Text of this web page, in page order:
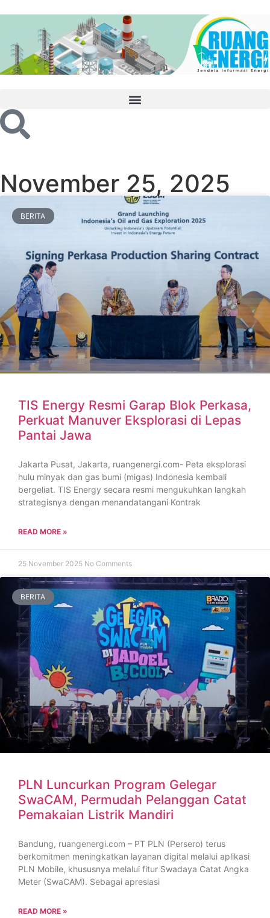
November 25, 2025
BERITA
TIS Energy Resmi Garap Blok Perkasa,
Perkuat Manuver Eksplorasi di Lepas
Pantai Jawa
Jakarta Pusat, Jakarta, ruangenergi.com- Peta eksplorasi
hulu minyak dan gas bumi (migas) Indonesia kembali
bergeliat. TIS Energy secara resmi mengukuhkan langkah
strategisnya dengan menandatangani Kontrak
READ MORE »
25 November 2025 No Comments
BERITA
PLN Luncurkan Program Gelegar
SwaCAM, Permudah Pelanggan Catat
Pemakaian Listrik Mandiri
Bandung, ruangenergi.com – PT PLN (Persero) terus
berkomitmen meningkatkan layanan digital melalui aplikasi
PLN Mobile, khususnya melalui fitur Swadaya Catat Angka
Meter (SwaCAM). Sebagai apresiasi
READ MORE »